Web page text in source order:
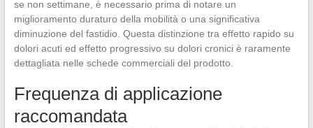
se non settimane, è necessario prima di notare un
miglioramento duraturo della mobilità o una significativa
diminuzione del fastidio. Questa distinzione tra effetto rapido su
dolori acuti ed effetto progressivo su dolori cronici è raramente
dettagliata nelle schede commerciali del prodotto.
Frequenza di applicazione
raccomandata